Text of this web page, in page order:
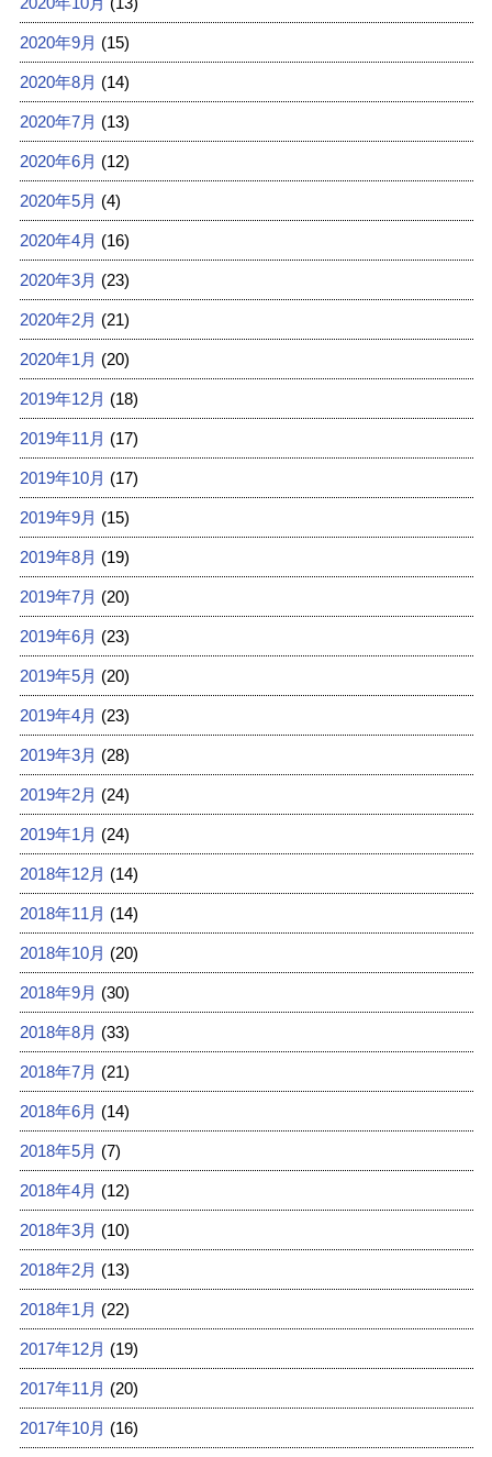
2020年9月 (15)
2020年8月 (14)
2020年7月 (13)
2020年6月 (12)
2020年5月 (4)
2020年4月 (16)
2020年3月 (23)
2020年2月 (21)
2020年1月 (20)
2019年12月 (18)
2019年11月 (17)
2019年10月 (17)
2019年9月 (15)
2019年8月 (19)
2019年7月 (20)
2019年6月 (23)
2019年5月 (20)
2019年4月 (23)
2019年3月 (28)
2019年2月 (24)
2019年1月 (24)
2018年12月 (14)
2018年11月 (14)
2018年10月 (20)
2018年9月 (30)
2018年8月 (33)
2018年7月 (21)
2018年6月 (14)
2018年5月 (7)
2018年4月 (12)
2018年3月 (10)
2018年2月 (13)
2018年1月 (22)
2017年12月 (19)
2017年11月 (20)
2017年10月 (16)